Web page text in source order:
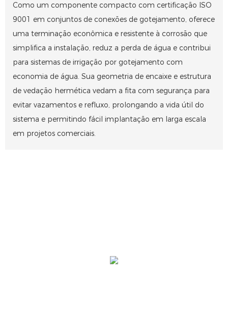
Como um componente compacto com certificação ISO
9001 em conjuntos de conexões de gotejamento, oferece
uma terminação econômica e resistente à corrosão que
simplifica a instalação, reduz a perda de água e contribui
para sistemas de irrigação por gotejamento com
economia de água. Sua geometria de encaixe e estrutura
de vedação hermética vedam a fita com segurança para
evitar vazamentos e refluxo, prolongando a vida útil do
sistema e permitindo fácil implantação em larga escala
em projetos comerciais.